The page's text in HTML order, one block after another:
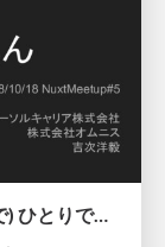
フロントエンドエンジニア (実稼働まで) ひとりでできるもん